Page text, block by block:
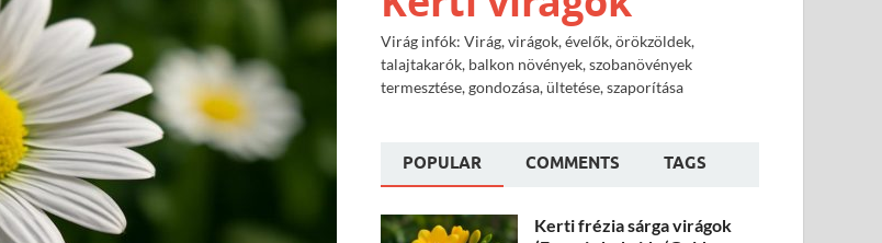
Virág infók: Virág, virágok, évelők, örökzöldek,
talajtakarók, balkon növények, szobanövények
termesztése, gondozása, ültetése, szaporítása
POPULAR COMMENTS TAGS
Kerti frézia sárga virágok